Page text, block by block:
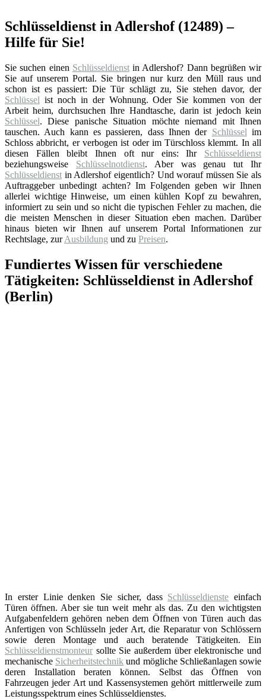
Schlüsseldienst in Adlershof (12489) –
Hilfe für Sie!
Sie suchen einen Schlüsseldienstin Adlershof? Dann begrüßen wir
Sie auf unserem Portal. Sie bringen nur kurz den Müll raus und
schon ist es passiert: Die Tür schlägt zu, Sie stehen davor, der
Schlüssel ist noch in der Wohnung. Oder Sie kommen von der
Arbeit heim, durchsuchen Ihre Handtasche, darin ist jedoch kein
Schlüssel. Diese panische Situation möchte niemand mit Ihnen
tauschen. Auch kann es passieren, dass Ihnen der Schlüssel im
Schloss abbricht, er verbogen ist oder im Türschloss klemmt. In all
diesen Fällen bleibt Ihnen oft nur eins: Ihr Schlüsseldienst
beziehungsweise Schlüsselnotdienst. Aber was genau tut Ihr
Schlüsseldienst in Adlershof eigentlich? Und worauf müssen Sie als
Auftraggeber unbedingt achten? Im Folgenden geben wir Ihnen
allerlei wichtige Hinweise, um einen kühlen Kopf zu bewahren,
informiert zu sein und so nicht die typischen Fehler zu machen, die
die meisten Menschen in dieser Situation eben machen. Darüber
hinaus bieten wir Ihnen auf unserem Portal Informationen zur
Rechtslage, zurAusbildung und zu Preisen.
Fundiertes Wissen für verschiedene
Tätigkeiten: Schlüsseldienst in Adlershof
(Berlin)
In erster Linie denken Sie sicher, dass Schlüsseldienste einfach
Türen öffnen. Aber sie tun weit mehr als das. Zu den wichtigsten
Aufgabenfeldern gehören neben dem Öffnen von Türen auch das
Anfertigen von Schlüsseln jeder Art, die Reparatur von Schlössern
sowie deren Montage und auch beratende Tätigkeiten. Ein
Schlüsseldienstmonteur sollte Sie außerdem über elektronische und
mechanische Sicherheitstechnik und mögliche Schließanlagen sowie
deren Installation beraten können. Selbst das Öffnen von
Fahrzeugen jeder Art und Kassensystemen gehört mittlerweile zum
Leistungsspektrum eines Schlüsseldienstes.